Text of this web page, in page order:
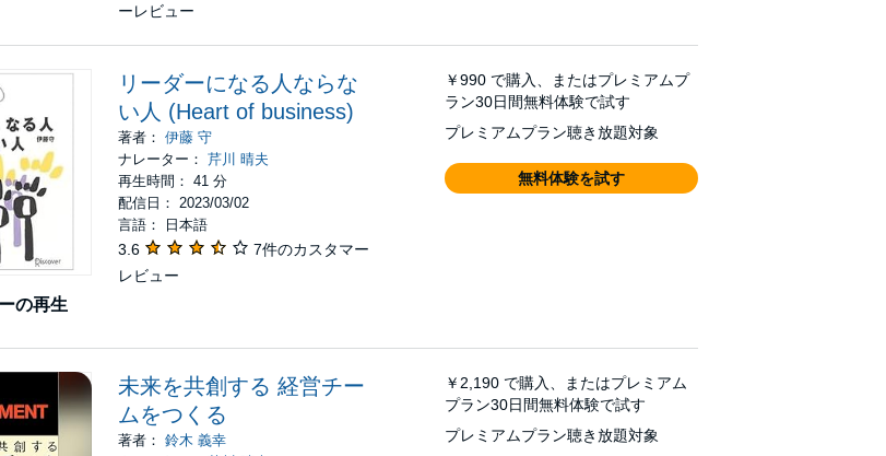
ーレビュー
の再生
リーダーになる人ならな
い人 (Heart of business)
著者：伊藤 守
ナレーター：芹川 晴夫
再生時間： 41 分
配信日： 2023/03/02
言語： 日本語
3.6
7件のカスタマー
レビュー
￥990 で購入、またはプレミアムプ
ラン30日間無料体験で試す
プレミアムプラン聴き放題対象
無料体験を試す
未来を共創する 経営チー
ムをつくる
著者：鈴木 義幸
￥2,190 で購入、またはプレミアム
プラン30日間無料体験で試す
プレミアムプラン聴き放題対象